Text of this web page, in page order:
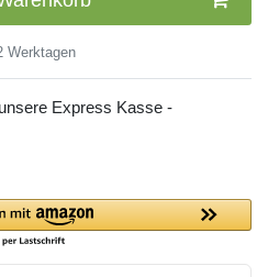
Werktagen
Express Kasse -